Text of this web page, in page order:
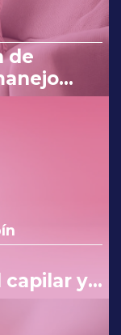
de
del
capilar y